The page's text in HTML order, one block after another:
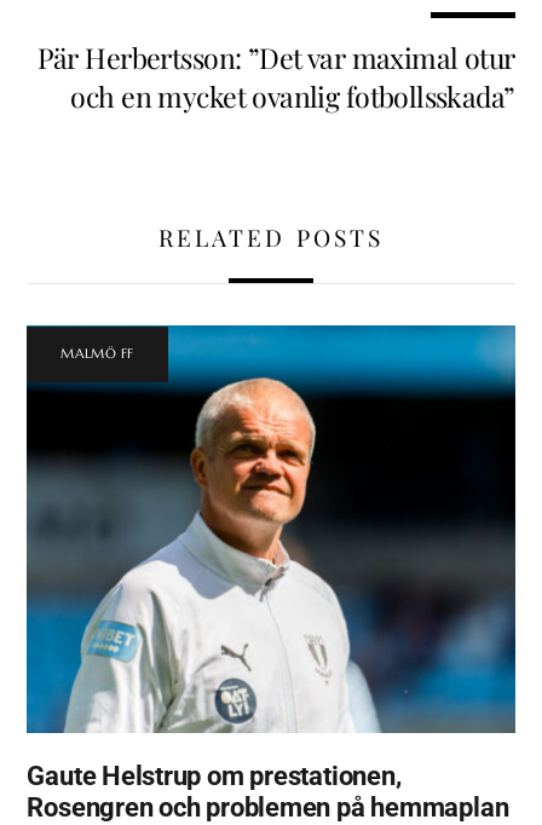
Pär Herbertsson: ”Det var maximal otur
och en mycket ovanlig fotbollsskada”
RELATED POSTS
MALMÖ FF
Gaute Helstrup om prestationen,
Rosengren och problemen på hemmaplan